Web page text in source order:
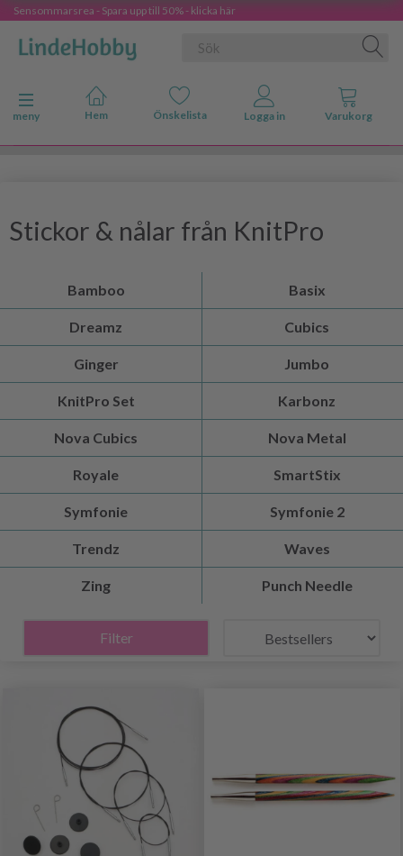
Sensommarsrea - Spara upp till 50% - klicka här
Ändra navigering
meny
Stickor & nålar från KnitPro
Bamboo Basix
Dreamz Cubics
Ginger Jumbo
KnitPro Set Karbonz
Nova Cubics Nova Metal
Royale SmartStix
Symfonie Symfonie 2
Trendz Waves
Zing Punch Needle
Filter